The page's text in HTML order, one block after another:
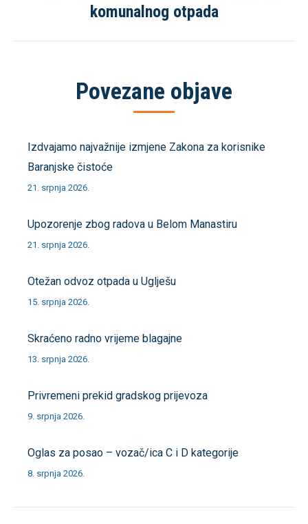
objava
komunalnog otpada
Povezane objave
Izdvajamo najvažnije izmjene Zakona za korisnike
Baranjske čistoće
21. srpnja 2026.
Upozorenje zbog radova u Belom Manastiru
21. srpnja 2026.
Otežan odvoz otpada u Uglješu
15. srpnja 2026.
Skraćeno radno vrijeme blagajne
13. srpnja 2026.
Privremeni prekid gradskog prijevoza
9. srpnja 2026.
Oglas za posao – vozač/ica C i D kategorije
8. srpnja 2026.